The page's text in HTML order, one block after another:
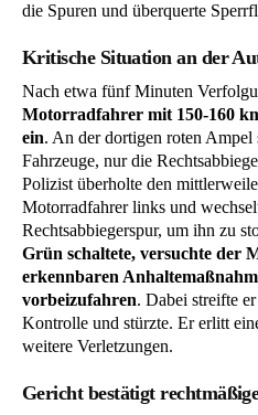
die Spuren und überquerte
Kritische Situation an der
Nach etwa fünf Minuten
Motorradfahrer mit 150-160
ein. An der dortigen roten Ampel
Fahrzeuge, nur die
Polizist überholte den
Motorradfahrer links und
Rechtsabbiegerspur, um ihn zu
Grün schaltete, versuchte der
erkennbaren
vorbeizufahren. Dabei streifte
Kontrolle und stürzte. Er erlitt
weitere Verletzungen.
Gericht bestätigt